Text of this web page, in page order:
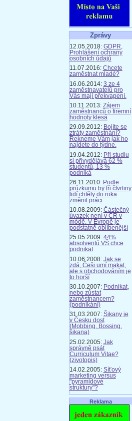
Zprávy
12.05.2018: GDPR,
Prohlášení ochrany
osobních údajů
11.07.2016: Chcete
zaměstnat mladé?
16.06.2014: 3 ze 4
zaměstnavatelů pro
Vás mají překvapení.
10.11.2013: Zájem
zaměstnanců o firemní
hodnoty klesá
29.09.2012: Bojíte se
ztráty zaměstnání?
Řekneme Vám jak ho
najdete do týdne.
19.04.2012: Při studiu
si přivydělává 62 %
studentů, 13 %
podniká
26.11.2010: Podle
průzkumu by tři čtvrtiny
lidí chtěly do roka
změnit práci
10.08.2009: Částečný
úvazek není v ČR v
módě. V Evropě je
podstatně oblíbenější
25.05.2009: 44%
absolventů VŠ chce
podnikat
10.06.2008: Jak se
zdá, Češi umí makat,
ale s obchodováním je
to horší
30.10.2007: Podnikat,
nebo zůstat
zaměstnancem?
(podnikání)
31.03.2007: Šikany je
v Česku dost
(Mobbing, Bossing,
šikana)
25.02.2005: Jak
správně psát
Curriculum Vitae?
(zivotopis)
14.02.2005: Síťový
marketing versus
"pyramidové
struktury"?
Reklama